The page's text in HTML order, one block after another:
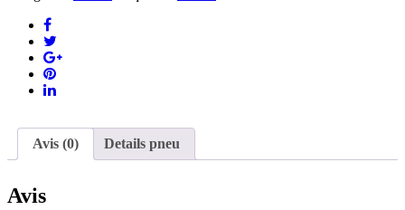
225/70
R15
112R
Avis (0) Details pneu
Avis